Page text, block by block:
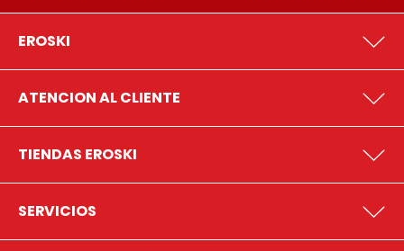
EROSKI
ATENCION AL CLIENTE
TIENDAS EROSKI
SERVICIOS